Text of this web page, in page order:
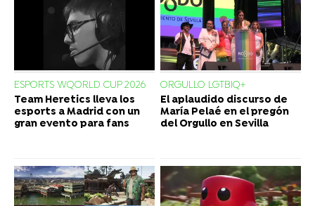
ESPORTS WQORLD CUP 2026
Team Heretics lleva los
esports a Madrid con un
gran evento para fans
ORGULLO LGTBIQ+
El aplaudido discurso de
María Pelaé en el pregón
del Orgullo en Sevilla